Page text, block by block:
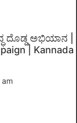
ದೊಡ್ಡ ಅಭಿಯಾನ |
| Kannada